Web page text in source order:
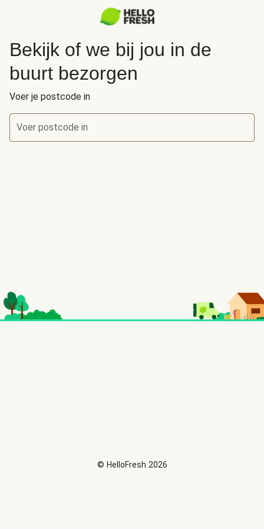
Bekijk of we bij jou in de
buurt bezorgen
Voer je postcode in
Voer postcode in
© HelloFresh 2026